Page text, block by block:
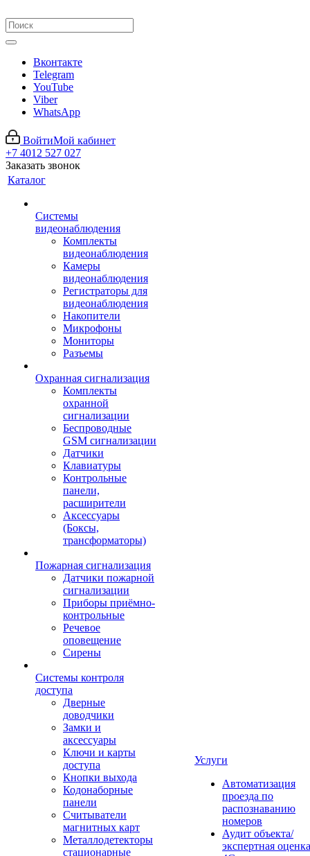
Вконтакте
Telegram
YouTube
Viber
WhatsApp
ВойтиМой кабинет
+7 4012 527 027
Заказать звонок
Каталог
Системы
видеонаблюдения
Комплекты
видеонаблюдения
Камеры
видеонаблюдения
Регистраторы для
видеонаблюдения
Накопители
Микрофоны
Мониторы
Разъемы
Охранная сигнализация
Комплекты
охранной
сигнализации
Беспроводные
GSM сигнализации
Датчики
Клавиатуры
Контрольные
панели,
расширители
Аксессуары
(Боксы,
трансформаторы)
Пожарная сигнализация
Датчики пожарной
сигнализации
Приборы приёмно-
контрольные
Речевое
оповещение
Сирены
Системы контроля
доступа
Дверные
доводчики
Замки и
аксессуары
Ключи и карты
доступа
Кнопки выхода
Кодонаборные
панели
Считыватели
магнитных карт
Металлодетекторы
стационарные
Услуги
Автоматизация
проезда по
распознаванию
номеров
Аудит объекта/
экспертная оценка